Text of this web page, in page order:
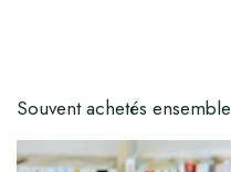
Souvent achetés ensemble